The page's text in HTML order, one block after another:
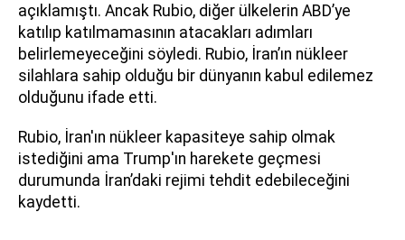
açıklamıştı. Ancak Rubio, diğer ülkelerin ABD’ye
katılıp katılmamasının atacakları adımları
belirlemeyeceğini söyledi. Rubio, İran’ın nükleer
silahlara sahip olduğu bir dünyanın kabul edilemez
olduğunu ifade etti.
Rubio, İran'ın nükleer kapasiteye sahip olmak
istediğini ama Trump'ın harekete geçmesi
durumunda İran’daki rejimi tehdit edebileceğini
kaydetti.